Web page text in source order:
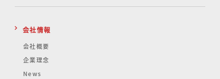
会社情報
会社概要
企業理念
News